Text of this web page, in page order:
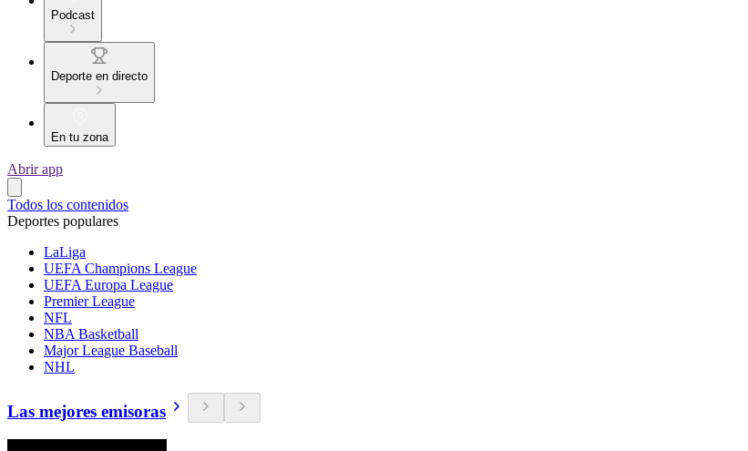
Podcast
Deporte en directo
En tu zona
Abrir app
Todos los contenidos
Deportes populares
LaLiga
UEFA Champions League
UEFA Europa League
Premier League
NFL
NBA Basketball
Major League Baseball
NHL
Las mejores emisoras